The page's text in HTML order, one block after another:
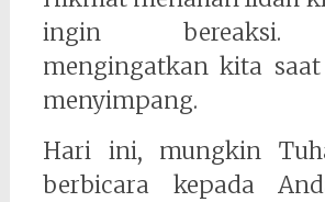
ingin bereaksi.
mengingatkan kita
menyimpang.
Hari ini, mungkin
berbicara kepada